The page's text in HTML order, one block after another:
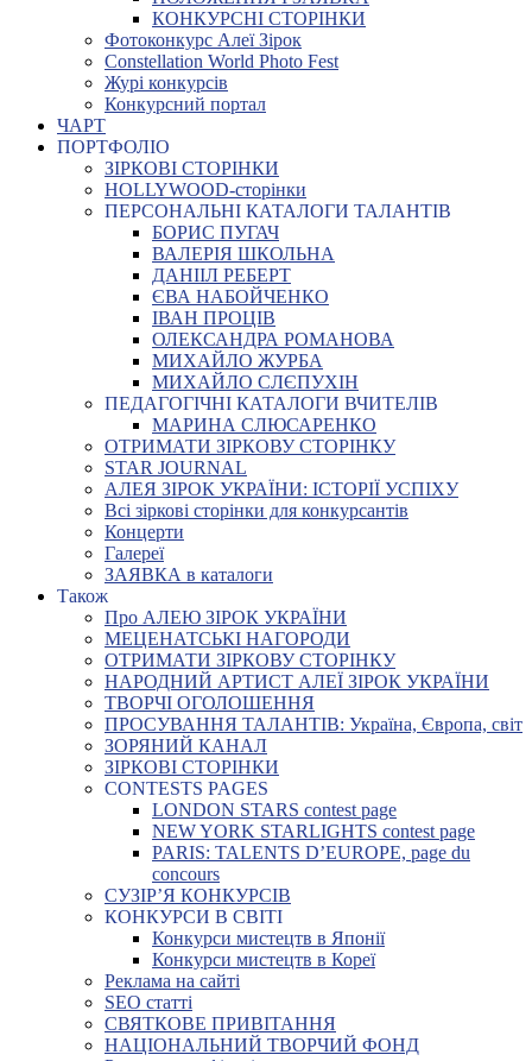
КОНКУРСНІ СТОРІНКИ
Фотоконкурс Алеї Зірок
Constellation World Photo Fest
Журі конкурсів
Конкурсний портал
ЧАРТ
ПОРТФОЛІО
ЗІРКОВІ СТОРІНКИ
HOLLYWOOD-сторінки
ПЕРСОНАЛЬНІ КАТАЛОГИ ТАЛАНТІВ
БОРИС ПУГАЧ
ВАЛЕРІЯ ШКОЛЬНА
ДАНІІЛ РЕБЕРТ
ЄВА НАБОЙЧЕНКО
ІВАН ПРОЦІВ
ОЛЕКСАНДРА РОМАНОВА
МИХАЙЛО ЖУРБА
МИХАЙЛО СЛЄПУХІН
ПЕДАГОГІЧНІ КАТАЛОГИ ВЧИТЕЛІВ
МАРИНА СЛЮСАРЕНКО
ОТРИМАТИ ЗІРКОВУ СТОРІНКУ
STAR JOURNAL
АЛЕЯ ЗІРОК УКРАЇНИ: ІСТОРІЇ УСПІХУ
Всі зіркові сторінки для конкурсантів
Концерти
Галереї
ЗАЯВКА в каталоги
Також
Про АЛЕЮ ЗІРОК УКРАЇНИ
МЕЦЕНАТСЬКІ НАГОРОДИ
ОТРИМАТИ ЗІРКОВУ СТОРІНКУ
НАРОДНИЙ АРТИСТ АЛЕЇ ЗІРОК УКРАЇНИ
ТВОРЧІ ОГОЛОШЕННЯ
ПРОСУВАННЯ ТАЛАНТІВ: Україна, Європа, світ
ЗОРЯНИЙ КАНАЛ
ЗІРКОВІ СТОРІНКИ
CONTESTS PAGES
LONDON STARS contest page
NEW YORK STARLIGHTS contest page
PARIS: TALENTS D’EUROPE, page du
concours
СУЗІР’Я КОНКУРСІВ
КОНКУРСИ В СВІТІ
Конкурси мистецтв в Японії
Конкурси мистецтв в Кореї
Реклама на сайті
SEO статті
СВЯТКОВЕ ПРИВІТАННЯ
НАЦІОНАЛЬНИЙ ТВОРЧИЙ ФОНД